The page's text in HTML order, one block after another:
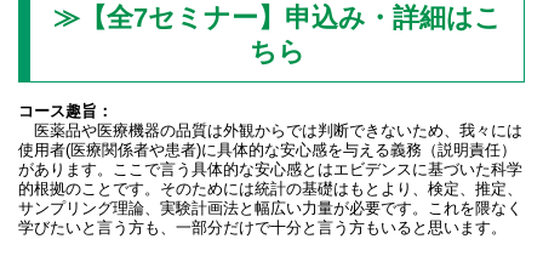
≫【全7セミナー】申込み・詳細はこ
ちら
コース趣旨：
医薬品や医療機器の品質は外観からでは判断できないため、我々には
使用者(医療関係者や患者)に具体的な安心感を与える義務（説明責任）
があります。ここで言う具体的な安心感とはエビデンスに基づいた科学
的根拠のことです。そのためには統計の基礎はもとより、検定、推定、
サンプリング理論、実験計画法と幅広い力量が必要です。これを隈なく
学びたいと言う方も、一部分だけで十分と言う方もいると思います。